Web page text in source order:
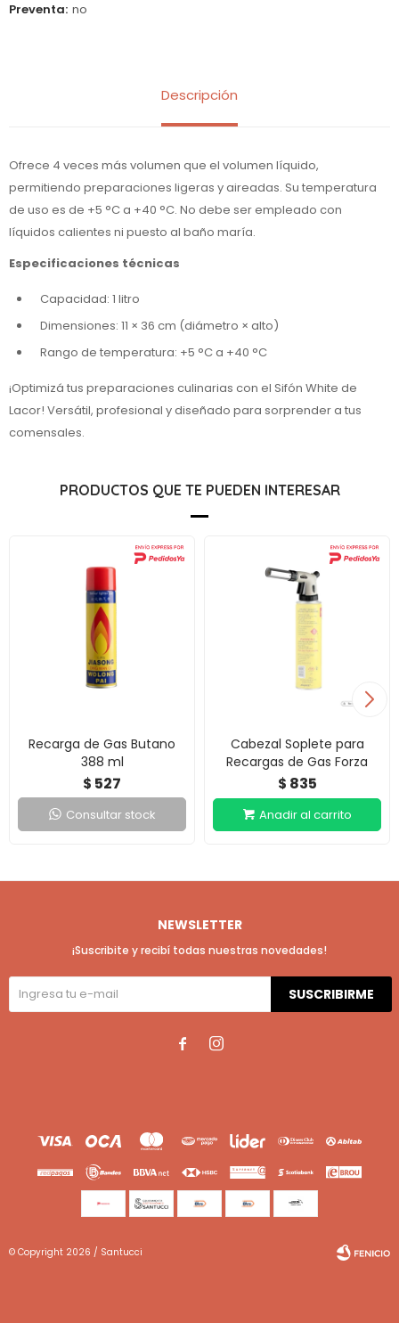
Preventa no
Descripción
Ofrece 4 veces más volumen que el volumen líquido,
permitiendo preparaciones ligeras y aireadas. Su temperatura
de uso es de +5 °C a +40 °C. No debe ser empleado con
líquidos calientes ni puesto al baño maría.
Especificaciones técnicas
Capacidad: 1 litro
Dimensiones: 11 × 36 cm (diámetro × alto)
Rango de temperatura: +5 °C a +40 °C
¡Optimizá tus preparaciones culinarias con el Sifón White de
Lacor! Versátil, profesional y diseñado para sorprender a tus
comensales.
PRODUCTOS QUE TE PUEDEN INTERESAR
Recarga de Gas Butano
388 ml
$ 527
Consultar stock
Cabezal Soplete para
Recargas de Gas Forza
$ 835
NEWSLETTER
¡Suscribite y recibí todas nuestras novedades!
SUSCRIBIRME
 
© Copyright 2026 / Santucci